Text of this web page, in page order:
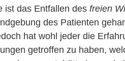
ist das Entfallen des freien
des Patienten
hat wohl jeder die
getroffen zu haben,